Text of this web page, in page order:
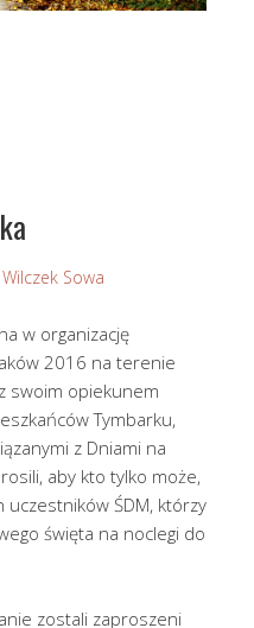
Sowa
w organizację
2016 na terenie
swoim opiekunem
Tymbarku,
z Dniami na
aby kto tylko może,
uczestników ŚDM, którzy
święta na noclegi do
zostali zaproszeni